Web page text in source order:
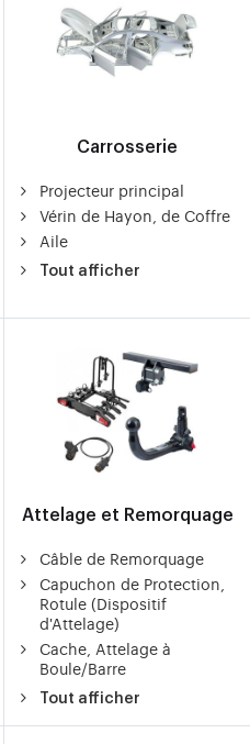
Carrosserie
Projecteur principal
Vérin de Hayon, de Coffre
Aile
Tout afficher
Attelage et Remorquage
Câble de Remorquage
Capuchon de Protection,
Rotule (Dispositif
d'Attelage)
Cache, Attelage à
Boule/Barre
Tout afficher